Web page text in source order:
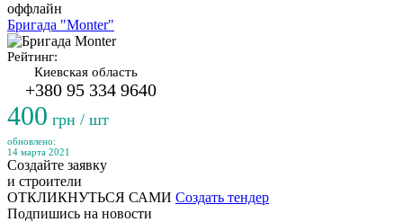
оффлайн
Бригада "Monter"
Рейтинг:
Киевская область
+380 95 334 9640
400 грн / шт
обновлено:
14 марта 2021
Создайте заявку
и строители
ОТКЛИКНУТЬСЯ САМИ Создать тендер
Подпишись на новости